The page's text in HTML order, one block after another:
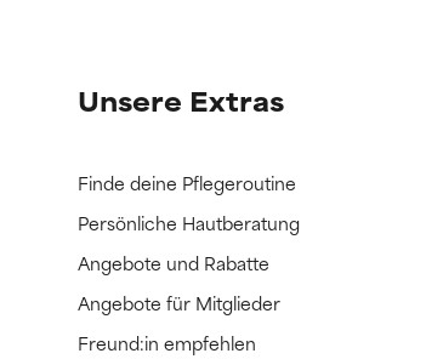
Unsere Extras
Finde deine Pflegeroutine
Persönliche Hautberatung
Angebote und Rabatte
Angebote für Mitglieder
Freund:in empfehlen